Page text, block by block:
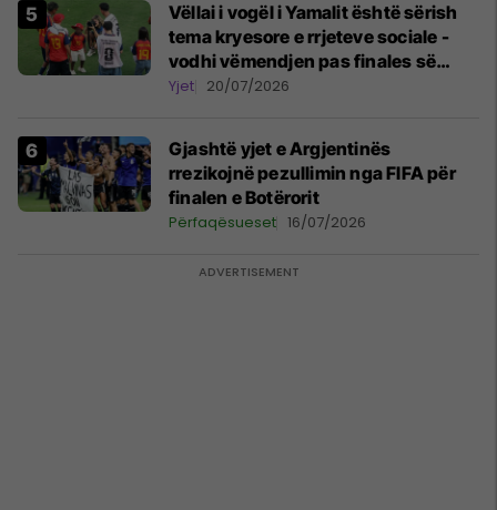
Vëllai i vogël i Yamalit është sërish
tema kryesore e rrjeteve sociale -
vodhi vëmendjen pas finales së
Kupës së Botës
Yjet 20/07/2026
Gjashtë yjet e Argjentinës
rrezikojnë pezullimin nga FIFA për
finalen e Botërorit
Përfaqësueset 16/07/2026